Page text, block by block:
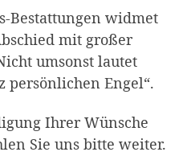
Bestattungen widmet
mit großer
umsonst lautet
persönlichen Engel“.
Ihrer Wünsche
Sie uns bitte weiter.